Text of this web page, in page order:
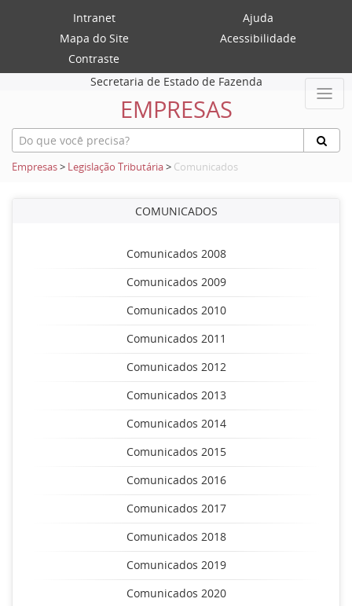
Intranet
Ajuda
Mapa do Site
Acessibilidade
Contraste
Secretaria de Estado de Fazenda
EMPRESAS
Empresas> Legislação Tributária> Comunicados
COMUNICADOS
Comunicados 2008
Comunicados 2009
Comunicados 2010
Comunicados 2011
Comunicados 2012
Comunicados 2013
Comunicados 2014
Comunicados 2015
Comunicados 2016
Comunicados 2017
Comunicados 2018
Comunicados 2019
Comunicados 2020